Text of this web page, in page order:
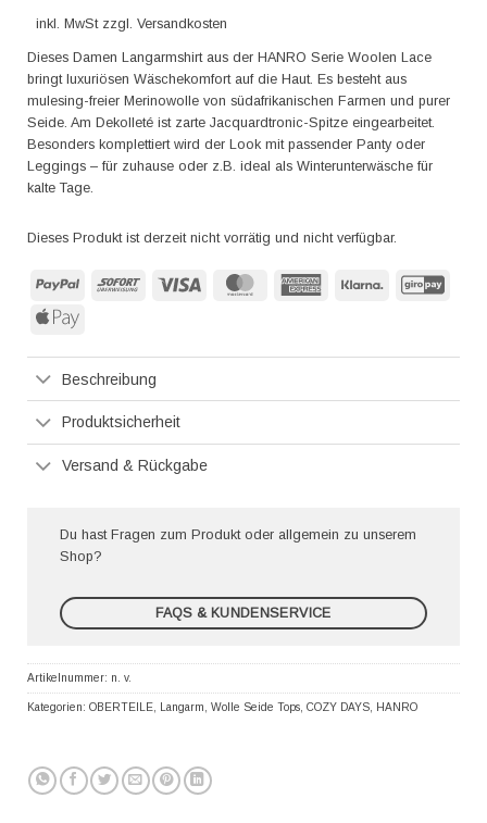
inkl. MwSt zzgl. Versandkosten
Dieses Damen Langarmshirt aus der HANRO Serie Woolen Lace
bringt luxuriösen Wäschekomfort auf die Haut. Es besteht aus
mulesing-freier Merinowolle von südafrikanischen Farmen und purer
Seide. Am Dekolleté ist zarte Jacquardtronic-Spitze eingearbeitet.
Besonders komplettiert wird der Look mit passender Panty oder
Leggings – für zuhause oder z.B. ideal als Winterunterwäsche für
kalte Tage.
Dieses Produkt ist derzeit nicht vorrätig und nicht verfügbar.
PayPal Sofort MasterCard American
Klarna
Apple
Beschreibung
Produktsicherheit
Versand & Rückgabe
Du hast Fragen zum Produkt oder allgemein zu unserem
Shop?
FAQS & KUNDENSERVICE
Artikelnummer: n. v.
Kategorien: OBERTEILE, Langarm, Wolle Seide Tops, COZY DAYS, HANRO